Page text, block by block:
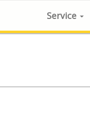
Service
Charts